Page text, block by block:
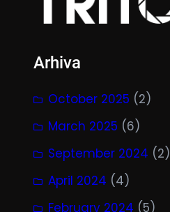
Arhiva
October 2025 (2)
March 2025 (6)
September 2024 (2)
April 2024 (4)
February 2024 (5)